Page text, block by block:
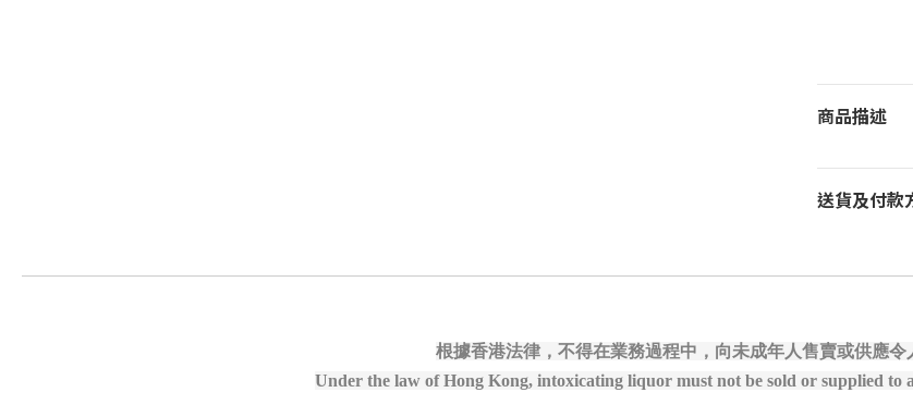
商品描述
送貨及付款
根據香港法律，不得在業務過程中，向未成年人售賣或供應令
Under the law of Hong Kong, intoxicating liquor must not be sold or supplied to